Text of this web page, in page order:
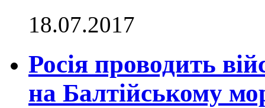
18.07.2017
Росія проводить
на Балтійському